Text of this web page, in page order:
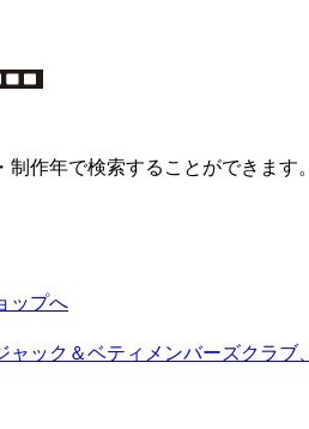
作年で検索することができます。
ップへ